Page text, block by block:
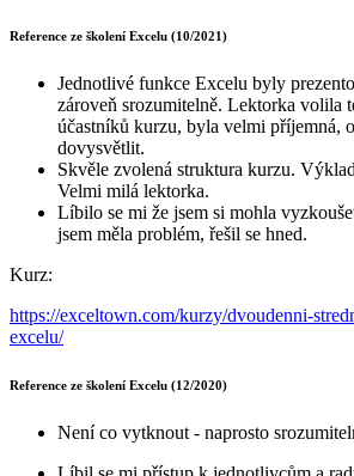
Reference ze školení Excelu (10/2021)
Jednotlivé funkce Excelu byly
zároveň srozumitelně. Lektorka volila
účastníků kurzu, byla velmi příjemná,
dovysvětlit.
Skvěle zvolená struktura kurzu.
Velmi milá lektorka.
Líbilo se mi že jsem si mohla
jsem měla problém, řešil se hned.
Kurz:
https://exceltown.com/kurzy/dvoudenni-
excelu/
Reference ze školení Excelu (12/2020)
Není co vytknout - naprosto